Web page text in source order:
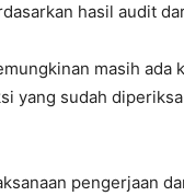
hasil audit
masih ada
yang sudah
pengerjaan